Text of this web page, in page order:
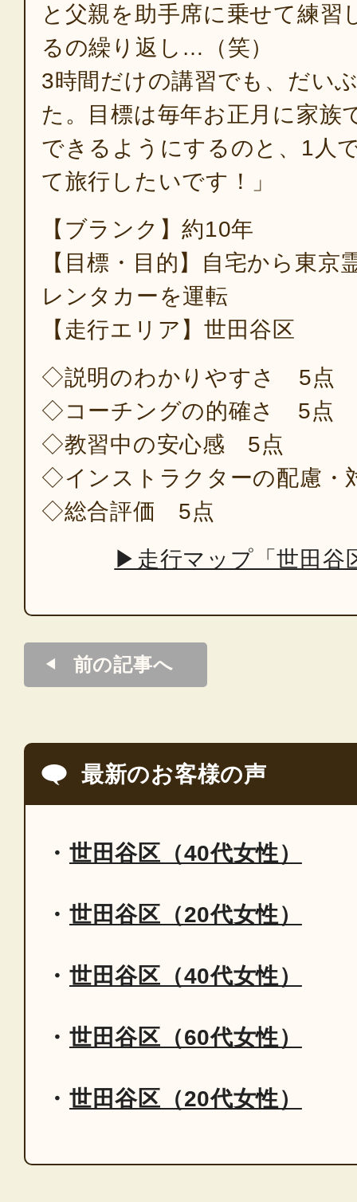
と父親を助手席に乗せて練習
るの繰り返し…（笑）
3時間だけの講習でも、だい
た。目標は毎年お正月に家族
できるようにするのと、1人
て旅行したいです！」
【ブランク】約10年
【目標・目的】自宅から東京
レンタカーを運転
【走行エリア】世田谷区
◇説明のわかりやすさ 5点
◇コーチングの的確さ 5点
◇教習中の安心感 5点
◇インストラクターの配慮
◇総合評価 5点
▶走行マップ「世田谷
前の記事へ
最新のお客様の声
世田谷区（40代女性）
世田谷区（20代女性）
世田谷区（40代女性）
世田谷区（60代女性）
世田谷区（20代女性）